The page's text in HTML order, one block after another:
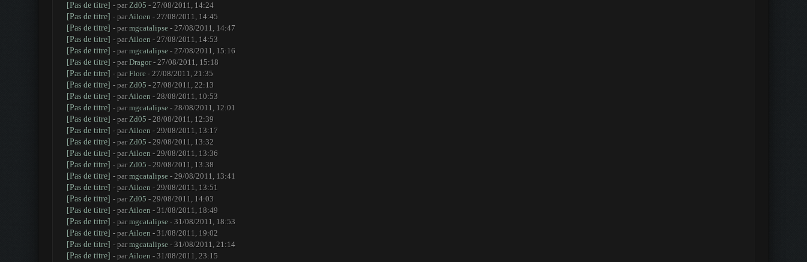
[Pas de titre] - parZd05 - 27/08/2011, 14:24
[Pas de titre] - parAiloen - 27/08/2011, 14:45
[Pas de titre] - parmgcatalipse- 27/08/2011, 14:47
[Pas de titre] - parAiloen - 27/08/2011, 14:53
[Pas de titre] - parmgcatalipse- 27/08/2011, 15:16
[Pas de titre] - parDragor- 27/08/2011, 15:18
[Pas de titre] - parFlore- 27/08/2011, 21:35
[Pas de titre] - parZd05 - 27/08/2011, 22:13
[Pas de titre] - parAiloen - 28/08/2011, 10:53
[Pas de titre] - parmgcatalipse- 28/08/2011, 12:01
[Pas de titre] - parZd05 - 28/08/2011, 12:39
[Pas de titre] - parAiloen - 29/08/2011, 13:17
[Pas de titre] - parZd05 - 29/08/2011, 13:32
[Pas de titre] - parAiloen - 29/08/2011, 13:36
[Pas de titre] - parZd05 - 29/08/2011, 13:38
[Pas de titre] - parmgcatalipse- 29/08/2011, 13:41
[Pas de titre] - parAiloen - 29/08/2011, 13:51
[Pas de titre] - parZd05 - 29/08/2011, 14:03
[Pas de titre] - parAiloen - 31/08/2011, 18:49
[Pas de titre] - parmgcatalipse- 31/08/2011, 18:53
[Pas de titre] - parAiloen - 31/08/2011, 19:02
[Pas de titre] - parmgcatalipse- 31/08/2011, 21:14
[Pas de titre] - parAiloen - 31/08/2011, 23:15